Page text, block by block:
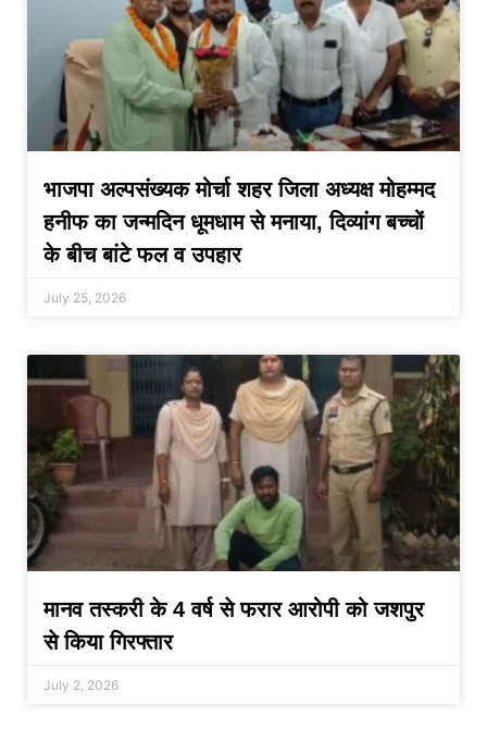
भाजपा अल्पसंख्यक मोर्चा शहर जिला अध्यक्ष मोहम्मद
हनीफ का जन्मदिन धूमधाम से मनाया, दिव्यांग बच्चों
के बीच बांटे फल व उपहार
July 25, 2026
मानव तस्करी के 4 वर्ष से फरार आरोपी को जशपुर
से किया गिरफ्तार
July 2, 2026